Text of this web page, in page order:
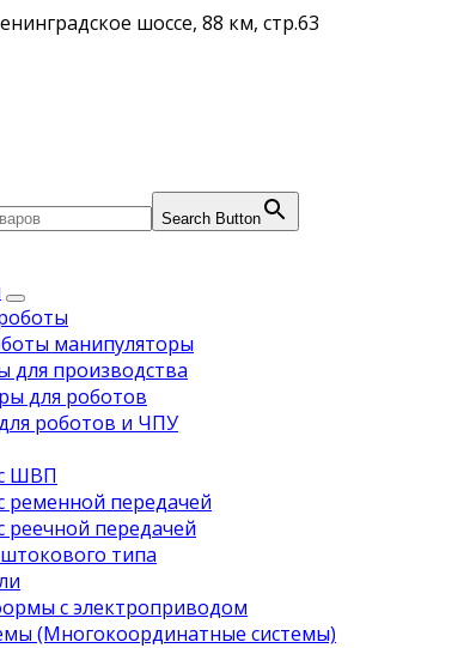
шоссе, 88 км, стр.63
Search Button
манипуляторы
производства
для роботов
роботов и ЧПУ
ШВП
передачей
передачей
типа
с электроприводом
(Многокоординатные системы)